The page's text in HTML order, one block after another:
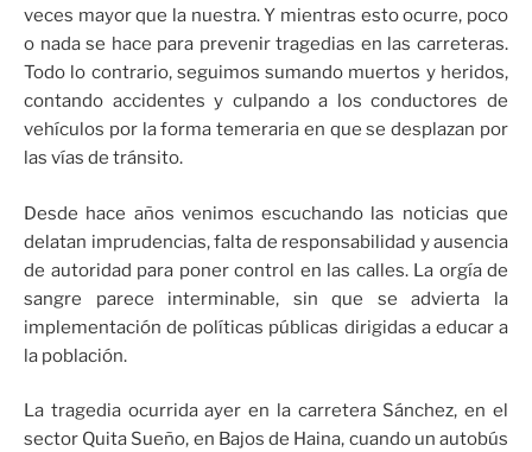
veces mayor que la nuestra. Y mientras esto ocurre, poco
o nada se hace para prevenir tragedias en las carreteras.
Todo lo contrario, seguimos sumando muertos y heridos,
contando accidentes y culpando a los conductores de
vehículos por la forma temeraria en que se desplazan por
las vías de tránsito.
Desde hace años venimos escuchando las noticias que
delatan imprudencias, falta de responsabilidad y ausencia
de autoridad para poner control en las calles. La orgía de
sangre parece interminable, sin que se advierta la
implementación de políticas públicas dirigidas a educar a
la población.
La tragedia ocurrida ayer en la carretera Sánchez, en el
sector Quita Sueño, en Bajos de Haina, cuando un autobús